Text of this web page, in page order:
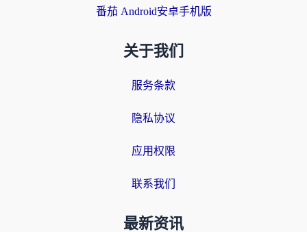
番茄 Android安卓手机版
关于我们
服务条款
隐私协议
应用权限
联系我们
最新资讯